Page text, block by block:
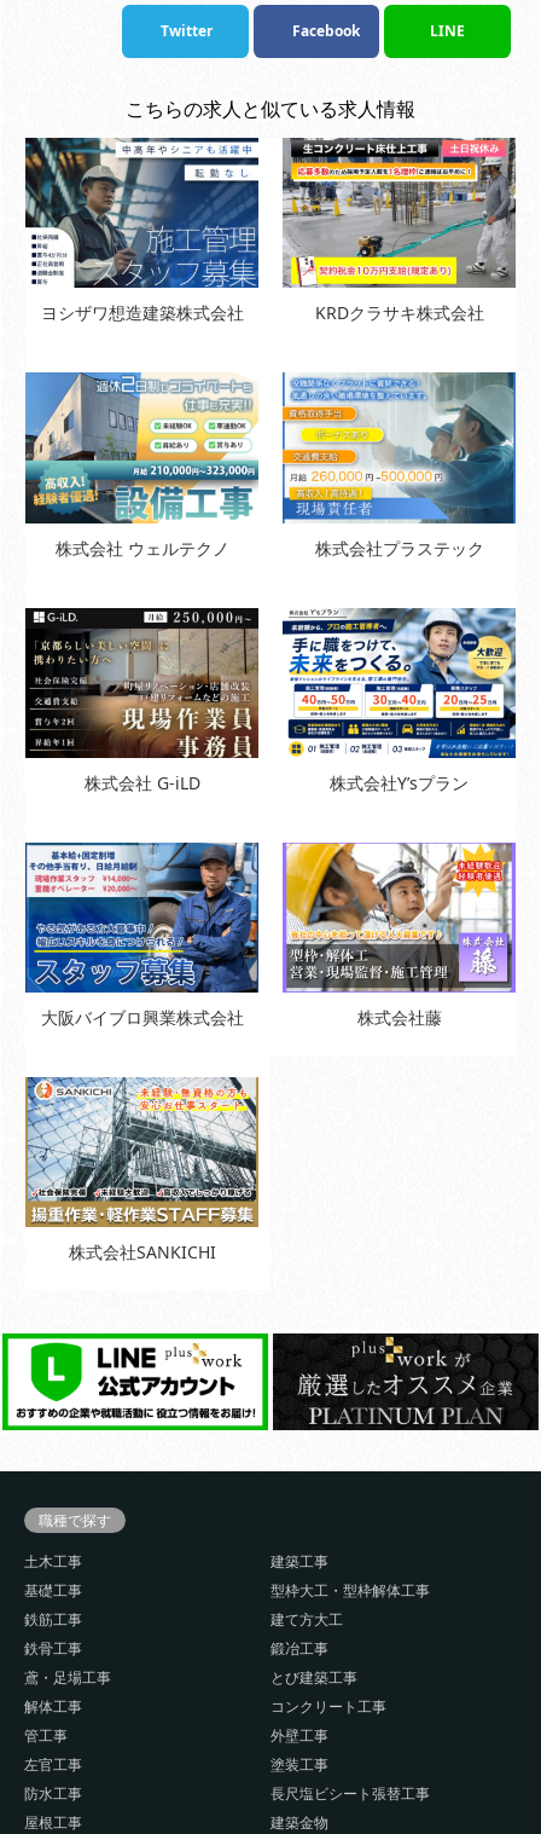
LINE
Facebook
Twitter
こちらの求人と似ている求人情報
ヨシザワ想造建築株式会社 KRDクラサキ株式会社
株式会社 ウェルテクノ 株式会社プラステック
株式会社 G-iLD 株式会社Y’sプラン
大阪バイブロ興業株式会社 株式会社藤
株式会社SANKICHI
職種で探す
土木工事
建築工事
基礎工事
型枠大工・型枠解体工事
鉄筋工事
建て方大工
鉄骨工事
鍛冶工事
鳶・足場工事
とび建築工事
解体工事
コンクリート工事
管工事
外壁工事
左官工事
塗装工事
防水工事
長尺塩ビシート張替工事
屋根工事
建築金物